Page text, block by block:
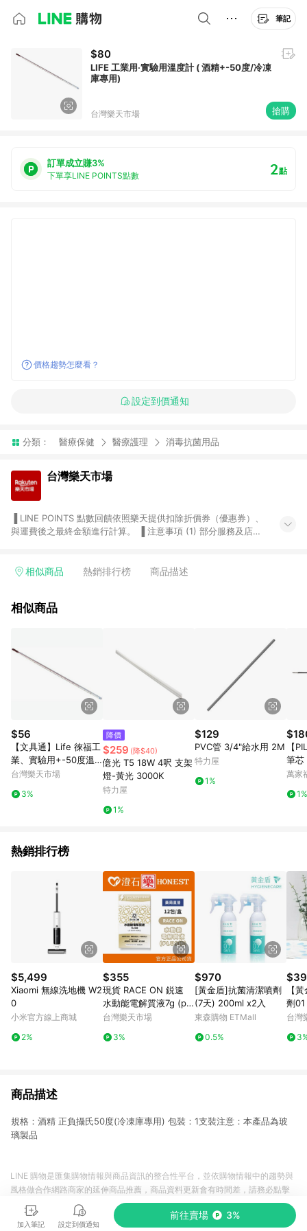
筆記
$80
LIFE 工業用‧實驗用溫度計 ( 酒精+-50度/冷凍
庫專用)
台灣樂天市場 搶購
訂單成立賺3%
下單享LINE POINTS點數 2點
價格趨勢怎麼看？
設定到價通知
分類： 醫療保健 醫療護理 消毒抗菌用品
台灣樂天市場
與運費後之最終金額進行計算。 ▐ 注意事項 (1) 部分服務及店家
Smart mobile、神腦生活、JS巨盛、樂天KOBO電子書，請詳閱
台灣樂天市場，並在同一瀏覽器於24小時內結帳，才享有 LINE
使用APP、或中途瀏覽比價網、回饋網、Google等其他網頁、或
由網頁版(電腦版/手機版網頁)切換為App都將會造成追蹤中斷而
無法進行 LINE POINTS 回饋。 (5) LINE 購物為購物資訊整合性
平台，商品資料更新會有時間差，如顯示之商品規格、顏色、價
位、贈品與台灣樂天市場銷售網頁不符，以銷售網頁標示為準。
(6) 導購訂單已逾 365 天，根據台灣樂天回饋規定，逾期訂單將
不符合回饋資格。 (7) 若上述或其他原因，致使消費者無接收到
點數回饋或點數回饋有爭議，台灣樂天市場保有更改條款與法律
追訴之權利，活動詳情以樂天市場網站公告為準。
相似商品 熱銷排行榜 商品描述
相似商品
$56
【文具通】Life 徠福工
業、實驗用+-50度溫
度計NO.2480 L60100
點數(單一帳號最高150
台灣樂天市場
3%
降價
$259 (降$40)
億光 T5 18W 4呎 支架
燈-黃光 3000K
特力屋
1%
$129
PVC管 3/4"給水用 2M
特力屋
1%
【
筆芯
FN-
萬家
1%
熱銷排行榜
$5,499
Xiaomi 無線洗地機 W2
0
小米官方線上商城
2%
$355
現貨 RACE ON 鋭速
水動能電解質液7g (plu
s 鋅) 12包/盒 澄石藥局
台灣樂天市場
3%
$970
[黃金盾]抗菌清潔噴劑
(7天) 200ml x2入
東森購物 ETMall
0.5%
【
劑
ml
台灣
商品描述
規格：酒精 正負攝氏50度(冷凍庫專用) 包裝：1支裝注意：本產品為玻
璃製品
加入筆記 設定到價通知
前往賣場 3%
LINE 購物是匯集購物情報與商品資訊的整合性平台，並依購物情報中的趨勢與
風格做合作網路商家的延伸商品推薦，商品資料更新會有時間差，請務必點擊
商品至各合作網路商家，確認現售價與購物條件，一切資訊以合作廠商網頁為
準。